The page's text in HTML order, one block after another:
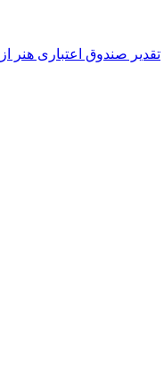
تقدیر صندوق اعتباری هنر